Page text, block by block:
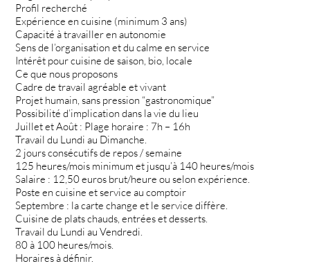
Profil recherché
Expérience en cuisine (minimum 3 ans)
Capacité à travailler en autonomie
Sens de l’organisation et du calme en service
Intérêt pour cuisine de saison, bio, locale
Ce que nous proposons
Cadre de travail agréable et vivant
Projet humain, sans pression “gastronomique”
Possibilité d’implication dans la vie du lieu
Juillet et Août : Plage horaire : 7h – 16h
Travail du Lundi au Dimanche.
2 jours consécutifs de repos / semaine
125 heures/mois minimum et jusqu’à 140 heures/mois
Salaire : 12,50 euros brut/heure ou selon expérience.
Poste en cuisine et service au comptoir
Septembre : la carte change et le service diffère.
Cuisine de plats chauds, entrées et desserts.
Travail du Lundi au Vendredi.
80 à 100 heures/mois.
Horaires à définir.